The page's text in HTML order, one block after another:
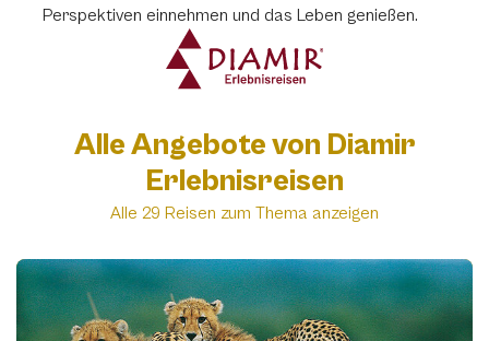
Perspektiven einnehmen und das Leben genießen.
Alle Angebote von Diamir
Erlebnisreisen
Alle 29 Reisen zum Thema anzeigen